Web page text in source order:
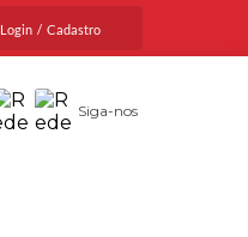
Login / Cadastro
Siga-nos